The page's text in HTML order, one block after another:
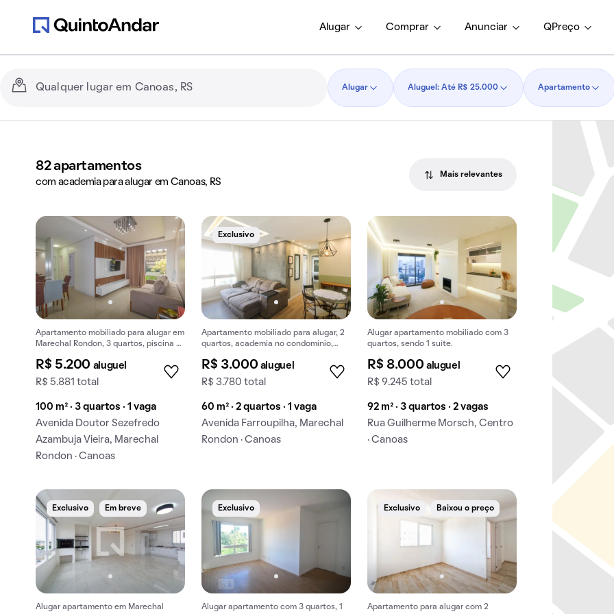
Alugar Comprar Anunciar QPreço
Alugar Aluguel: Até R$ 25.000 Apartamento
82 apartamentos
com academia para alugar em Canoas, RS
Mais relevantes
Apartamento mobiliado para alugar em
Marechal Rondon, 3 quartos, piscina e
R$ 5.200 aluguel
R$ 5.881 total
100 m² · 3 quartos · 1 vaga
Avenida Doutor Sezefredo
Azambuja Vieira, Marechal
Rondon · Canoas
Exclusivo
Apartamento mobiliado para alugar, 2
quartos, academia no condomínio,
R$ 3.000 aluguel
R$ 3.780 total
60 m² · 2 quartos · 1 vaga
Avenida Farroupilha, Marechal
Rondon · Canoas
Alugar apartamento mobiliado com 3
quartos, sendo 1 suíte.
R$ 8.000 aluguel
R$ 9.245 total
92 m² · 3 quartos · 2 vagas
Rua Guilherme Morsch, Centro
· Canoas
Exclusivo Em breve
Alugar apartamento em Marechal
Exclusivo
Alugar apartamento com 3 quartos, 1
Exclusivo Baixou o preço
Apartamento para alugar com 2